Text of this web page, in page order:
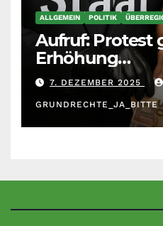
ALLGEMEIN POLITIK
Aufruf: Protest
Erhöhung
7. DEZEMBER 2025
GRUNDRECHTE_JA_BITTE